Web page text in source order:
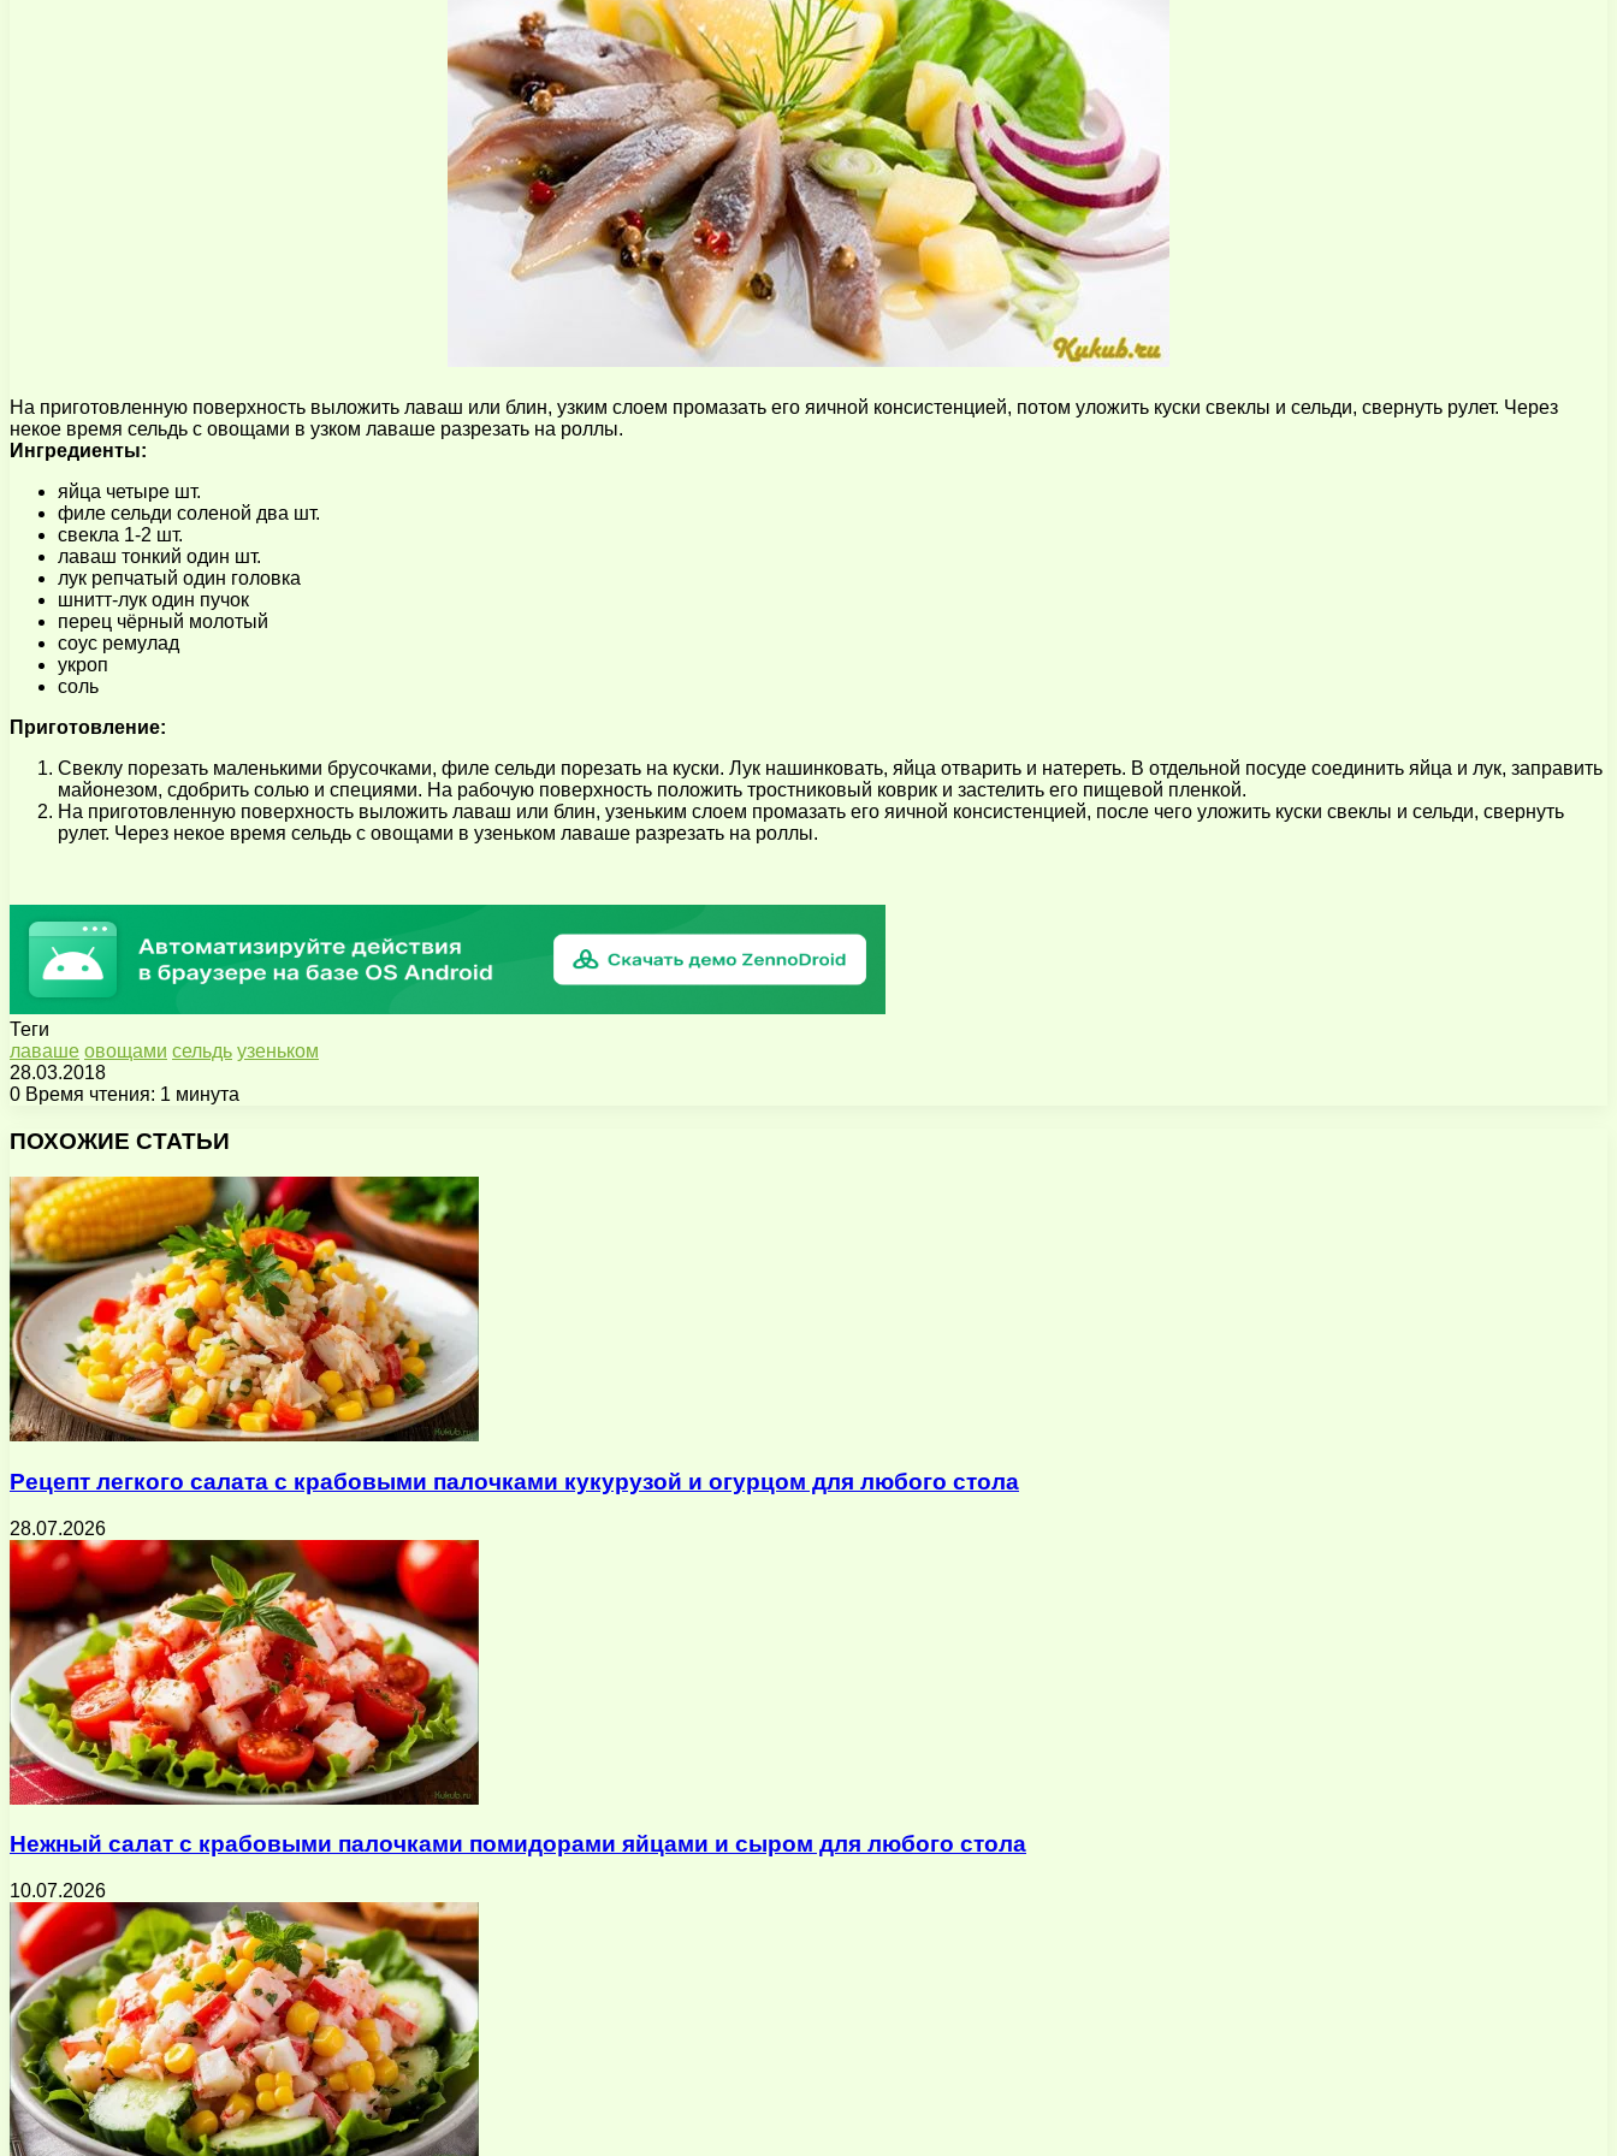
На приготовленную поверхность выложить лаваш или блин, узким слоем промазать его яичной консистенцией, потом уложить куски свеклы и сельди, свернуть рулет. Через
некое время сельдь с овощами в узком лаваше разрезать на роллы.
Ингредиенты:
яйца четыре шт.
филе сельди соленой два шт.
свекла 1-2 шт.
лаваш тонкий один шт.
лук репчатый один головка
шнитт-лук один пучок
перец чёрный молотый
соус ремулад
укроп
соль
Приготовление:
Свеклу порезать маленькими брусочками, филе сельди порезать на куски. Лук нашинковать, яйца отварить и натереть. В отдельной посуде соединить яйца и лук, заправить
майонезом, сдобрить солью и специями. На рабочую поверхность положить тростниковый коврик и застелить его пищевой пленкой.
На приготовленную поверхность выложить лаваш или блин, узеньким слоем промазать его яичной консистенцией, после чего уложить куски свеклы и сельди, свернуть
рулет. Через некое время сельдь с овощами в узеньком лаваше разрезать на роллы.
Теги
лаваше овощами сельдь узеньком
28.03.2018
0 Время чтения: 1 минута
через
почту
ПОХОЖИЕ СТАТЬИ
Рецепт легкого салата с крабовыми палочками кукурузой и огурцом для любого стола
28.07.2026
Нежный салат с крабовыми палочками помидорами яйцами и сыром для любого стола
10.07.2026